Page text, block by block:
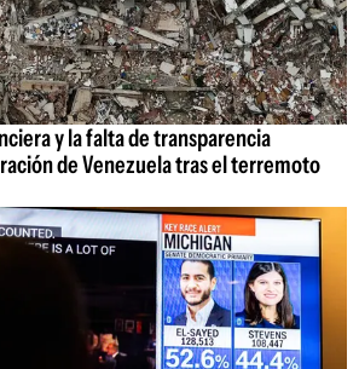
y la falta de transparencia
de Venezuela tras el terremoto